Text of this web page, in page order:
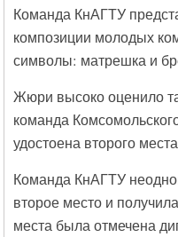
Команда КнАГТУ
композиции молодых
символы: матрешка и
Жюри высоко оценило
команда
удостоена второго
Команда КнАГТУ
второе место и
места была отмечена